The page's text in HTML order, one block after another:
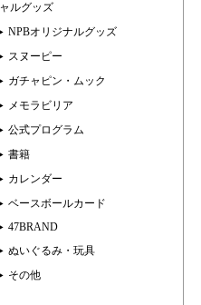
ャルグッズ
NPBオリジナルグッズ
スヌーピー
ガチャピン・ムック
メモラビリア
公式プログラム
書籍
カレンダー
ベースボールカード
47BRAND
ぬいぐるみ・玩具
その他